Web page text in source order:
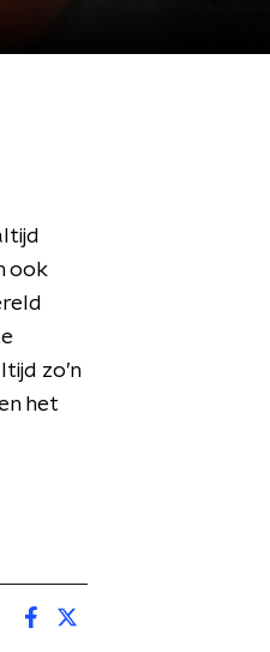
ook
zo’n
het